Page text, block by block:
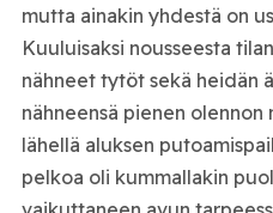
mutta ainakin yhdestä on
Kuuluisaksi nousseesta
nähneet tytöt sekä heidän
nähneensä pienen olennon
lähellä aluksen
pelkoa oli kummallakin